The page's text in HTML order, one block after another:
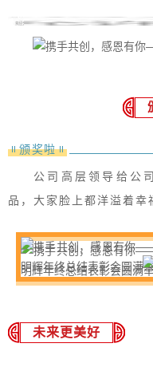
颁奖啦
公司高层领导给公
品，大家脸上都洋溢着幸
未来更美好